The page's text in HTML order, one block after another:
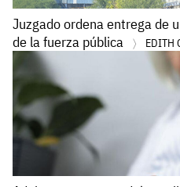
Juzgado ordena entrega de
de la fuerza pública
EDITH